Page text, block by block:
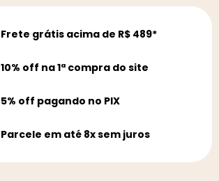
Frete grátis acima de R$ 489*
10% off na 1ª compra do site
5% off pagando no PIX
Parcele em até 8x sem juros